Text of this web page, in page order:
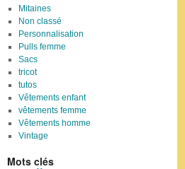
Mitaines
Non classé
Personnalisation
Pulls femme
Sacs
tricot
tutos
Vêtements enfant
vêtements femme
Vêtements homme
Vintage
Mots clés